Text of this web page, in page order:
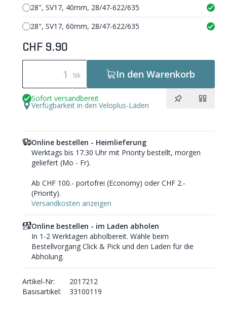
28", SV17, 40mm, 28/47-622/635
28", SV17, 60mm, 28/47-622/635
CHF 9.90
Stk In den Warenkorb
Sofort versandbereit
Verfügbarkeit in den Veloplus-Läden
Online bestellen - Heimlieferung
Werktags bis 17.30 Uhr mit Priority bestellt, morgen
geliefert (Mo - Fr).
Ab CHF 100.- portofrei (Economy) oder CHF 2.-
(Priority).
Versandkosten anzeigen
Online bestellen - im Laden abholen
In 1-2 Werktagen abholbereit. Wähle beim
Bestellvorgang Click & Pick und den Laden für die
Abholung.
Artikel-Nr:
2017212
Basisartikel:
33100119